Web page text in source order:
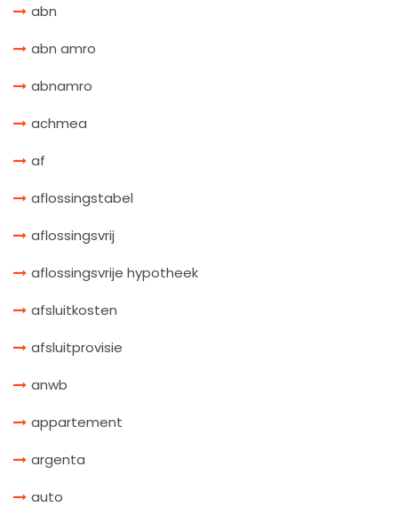
abn
abn amro
abnamro
achmea
af
aflossingstabel
aflossingsvrij
aflossingsvrije hypotheek
afsluitkosten
afsluitprovisie
anwb
appartement
argenta
auto